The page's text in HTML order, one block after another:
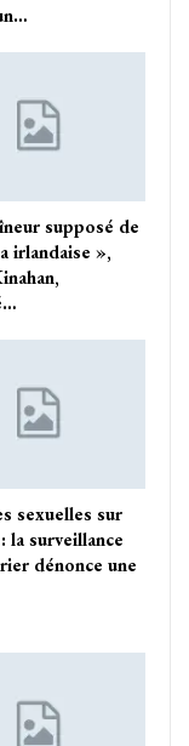
supposé de
irlandaise »,
sexuelles sur
la surveillance
dénonce une